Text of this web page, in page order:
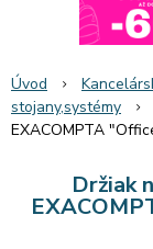
Úvod
stojany,systémy
EXACOMPTA
Držiak